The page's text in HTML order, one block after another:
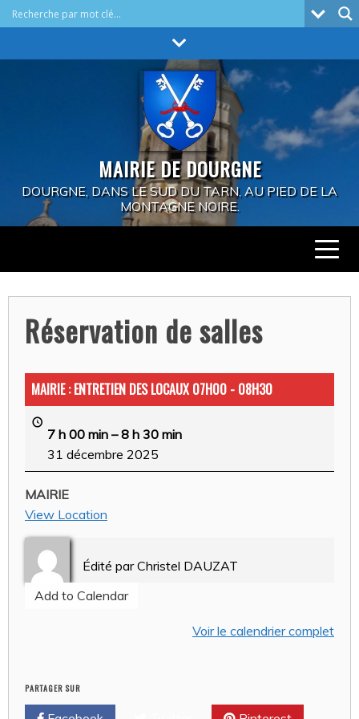
to
MAIRIE DE DOURGNE
DOURGNE, DANS LE SUD DU TARN, AU PIED DE LA
MONTAGNE NOIRE.
Réservation de salles
MAIRIE : ENTRETIEN DES LOCAUX 07H00 - 08H30
7 h 00 min –8 h 30 min
31 décembre 2025
MAIRIE
View Location
Édité par Christel DAUZAT
Add to Calendar
Voir le calendrier complet
PARTAGER SUR